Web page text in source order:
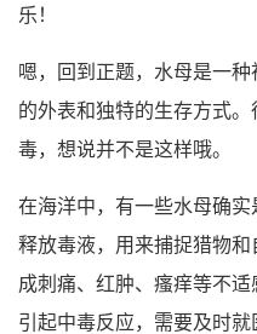
乐！
嗯，回到正题，水母是一
的外表和独特的生存方式
毒，想说并不是这样哦。
在海洋中，有一些水母确
释放毒液，用来捕捉猎物
成刺痛、红肿、瘙痒等不
引起中毒反应，需要及时就